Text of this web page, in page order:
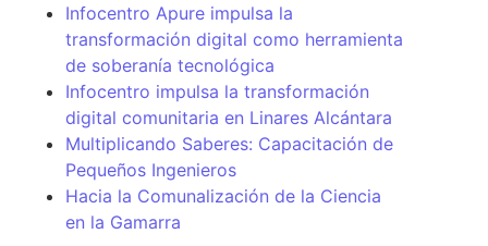
Infocentro Apure impulsa la
transformación digital como herramienta
de soberanía tecnológica
Infocentro impulsa la transformación
digital comunitaria en Linares Alcántara
Multiplicando Saberes: Capacitación de
Pequeños Ingenieros
Hacia la Comunalización de la Ciencia
en la Gamarra